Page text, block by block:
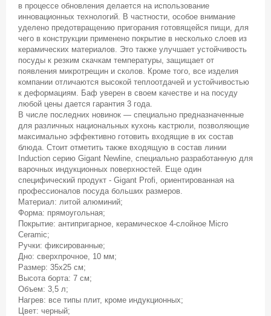
в процессе обновления делается на использование
инновационных технологий. В частности, особое внимание
уделено предотвращению пригорания готовящейся пищи, для
чего в конструкции применено покрытие в несколько слоев из
керамических материалов. Это также улучшает устойчивость
посуды к резким скачкам температуры, защищает от
появления микротрещин и сколов. Кроме того, все изделия
компании отличаются высокой теплоотдачей и устойчивостью
к деформациям. Баф уверен в своем качестве и на посуду
любой цены дается гарантия 3 года.
В числе последних новинок — специально предназначенные
для различных национальных кухонь кастрюли, позволяющие
максимально эффективно готовить входящие в их состав
блюда. Стоит отметить также входящую в состав линии
Induction серию Gigant Newline, специально разработанную для
варочных индукционных поверхностей. Еще один
специфический продукт - Gigant Profi, ориентированная на
профессионалов посуда больших размеров.
Материал: литой алюминий;
Форма: прямоугольная;
Покрытие: антипригарное, керамическое 4-слойное Micro
Ceramic;
Ручки: фиксированные;
Дно: сверхпрочное, 10 мм;
Размер: 35х25 см;
Высота борта: 7 см;
Объем: 3,5 л;
Нагрев: все типы плит, кроме индукционных;
Цвет: черный;